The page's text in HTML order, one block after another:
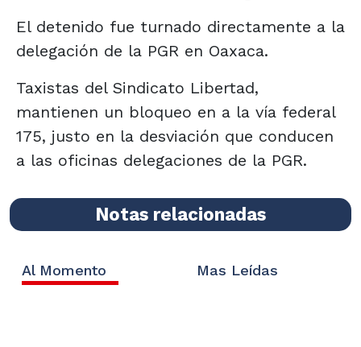
El detenido fue turnado directamente a la
delegación de la PGR en Oaxaca.
Taxistas del Sindicato Libertad,
mantienen un bloqueo en a la vía federal
175, justo en la desviación que conducen
a las oficinas delegaciones de la PGR.
Notas relacionadas
Al Momento Mas Leídas